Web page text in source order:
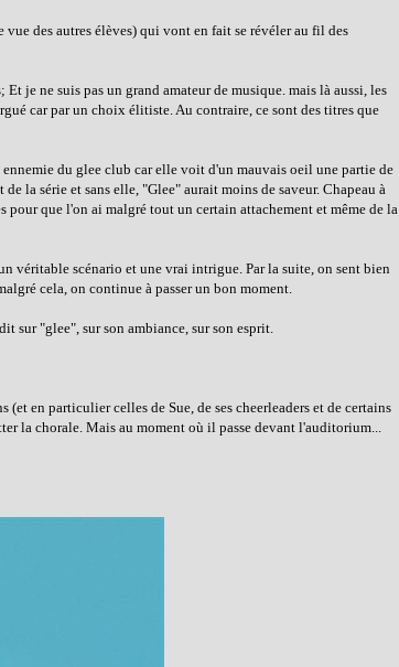
des autres élèves) qui vont en fait se révéler au fil des
je ne suis pas un grand amateur de musique. mais là aussi, les
car par un choix élitiste. Au contraire, ce sont des titres que
du glee club car elle voit d'un mauvais oeil une partie de
la série et sans elle, "Glee" aurait moins de saveur. Chapeau à
pour que l'on ai malgré tout un certain attachement et même de la
véritable scénario et une vrai intrigue. Par la suite, on sent bien
cela, on continue à passer un bon moment.
sur "glee", sur son ambiance, sur son esprit.
en particulier celles de Sue, de ses cheerleaders et de certains
la chorale. Mais au moment où il passe devant l'auditorium...